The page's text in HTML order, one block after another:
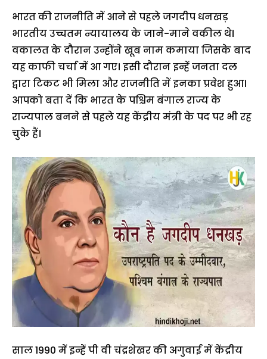
भारत की राजनीति में आने से पहले जगदीप धनखड़
भारतीय उच्चतम न्यायालय के जाने-माने वकील थे।
वकालत के दौरान उन्होंने खूब नाम कमाया जिसके बाद
यह काफी चर्चा में आ गए। इसी दौरान इन्हें जनता दल
द्वारा टिकट भी मिला और राजनीति में इनका प्रवेश हुआ।
आपको बता दें कि भारत के पश्चिम बंगाल राज्य के
राज्यपाल बनने से पहले यह केंद्रीय मंत्री के पद पर भी रह
चुके हैं।
साल 1990 में इन्हें पी वी चंद्रशेखर की अगुवाई में केंद्रीय